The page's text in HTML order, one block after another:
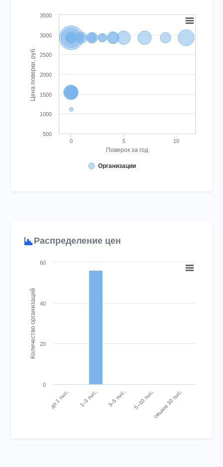
Chart
Bubble chart with 56 bubbles. Bubble charts are scatter
View as data table, Chart
The chart has 1 X axis displaying Поверок за год. Range: -
The chart has 1 Y axis displaying Цена поверки, руб.. Range:
Поверок за год
Цена поверки, руб.
Организации
0 5 10
500
1000
1500
2000
2500
3000
3500
Распределение цен
Chart
View as data table, Chart
The chart has 1 X axis displaying categories.
The chart has 1 Y axis displaying Количество организаций.
Количество организаций
до 1 тыс. 1–3 тыс. 3–5 тыс. 5–10 тыс.свыше 10 тыс.
0
20
40
60